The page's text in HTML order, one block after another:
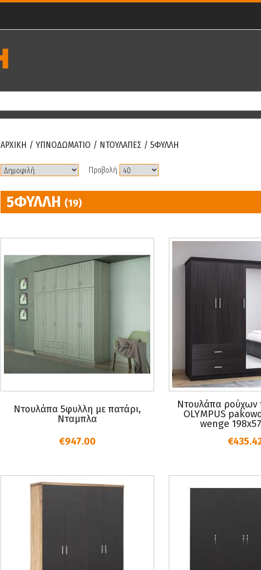
ΑΡΧΙΚΗ / ΥΠΝΟΔΩΜΑΤΙΟ / ΝΤΟΥΛΑΠΕΣ / 5ΦΥΛΛΗ
Προβολή
5ΦΥΛΛΗ (19)
Ντουλάπα 5φυλλη με πατάρι,
Νταμπλα
€947.00
Ντουλάπα ρούχων
OLYMPUS
wenge